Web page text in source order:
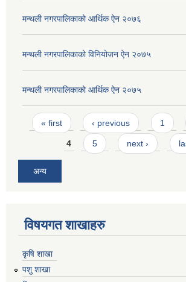
मन्थली नगरपालिकाको आर्थिक ऐन २०७६
मन्थली नगरपालिकाको विनियोजन ऐन २०७५
मन्थली नगरपालिकाको आर्थिक ऐन २०७५
Pages
« first ‹ previous 1
4 5 next ›
अन्य
विषयगत शाखाहरु
कृषि शाखा
पशु शाखा